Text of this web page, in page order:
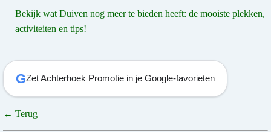
Bekijk wat Duiven nog meer te bieden heeft: de mooiste plekken,
activiteiten en tips!
GZet Achterhoek Promotie in je Google-favorieten
← Terug